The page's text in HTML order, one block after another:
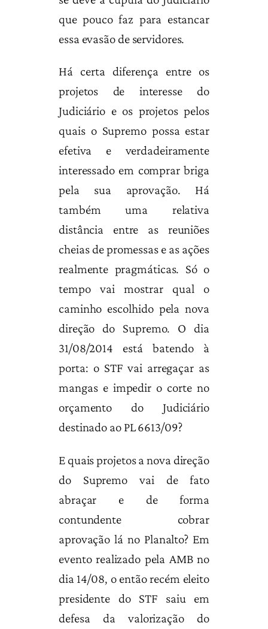
que pouco faz para estancar
essa evasão de servidores.
Há certa diferença entre os
projetos de interesse do
Judiciário e os projetos pelos
quais o Supremo possa estar
efetiva e verdadeiramente
interessado em comprar briga
pela sua aprovação. Há
também uma relativa
distância entre as reuniões
cheias de promessas e as ações
realmente pragmáticas. Só o
tempo vai mostrar qual o
caminho escolhido pela nova
direção do Supremo. O dia
31/08/2014 está batendo à
porta: o STF vai arregaçar as
mangas e impedir o corte no
orçamento do Judiciário
destinado ao PL 6613/09?
E quais projetos a nova direção
do Supremo vai de fato
abraçar e de forma
contundente cobrar
aprovação lá no Planalto? Em
evento realizado pela AMB no
dia 14/08, o então recém eleito
presidente do STF saiu em
defesa da valorização do